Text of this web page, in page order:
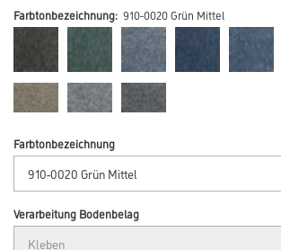
Farbtonbezeichnung: 910-0020 Grün Mittel
Farbtonbezeichnung
Verarbeitung Bodenbelag